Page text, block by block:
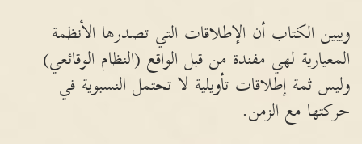
ويبين الكتاب أن الإطلاقات التي تصدرها الأنظمة
المعيارية لهي مفندة من قبل الواقع (النظام الوقائعي)
وليس ثمة إطلاقات تأويلية لا تحتمل النسبوية في
حركتها مع الزمن.